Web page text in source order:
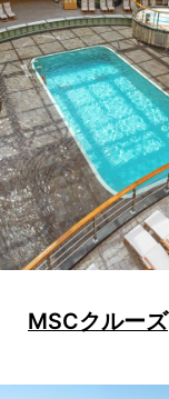
MSCクルーズ